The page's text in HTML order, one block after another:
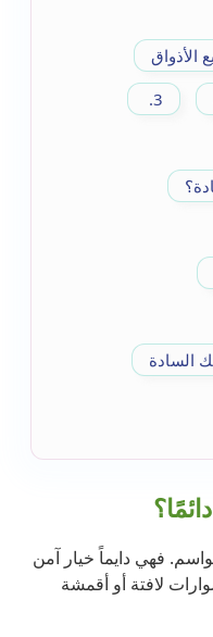
الأذواق
3.
السادة
فهي دايماً خيار آمن
لافتة أو أقمشة